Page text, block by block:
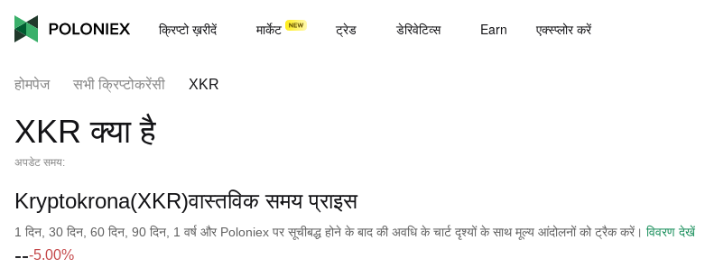
क्रिप्टो ख़रीदें मार्केट ट्रेड डेरिवेटिव्स Earn एक्स्प्लोर करें
होमपेज सभी क्रिप्टोकरेंसी XKR
XKR क्या है
अपडेट समय:
Kryptokrona(XKR)वास्तविक समय प्राइस
1 दिन, 30 दिन, 60 दिन, 90 दिन, 1 वर्ष और Poloniex पर सूचीबद्ध होने के बाद की अवधि के चार्ट दृश्यों के साथ मूल्य आंदोलनों को ट्रैक करें। विवरण देखें
---5.00%